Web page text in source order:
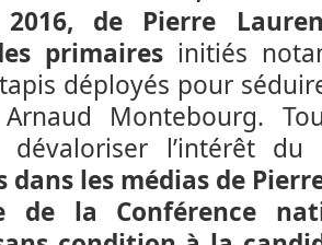
de Pierre
primaires initiés
déployés pour
Montebourg.
dévaloriser l’intérêt
dans les médias de
la Conférence